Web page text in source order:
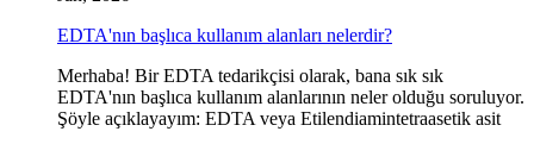
EDTA'nın başlıca kullanım alanları nelerdir?
Merhaba! Bir EDTA tedarikçisi olarak, bana sık sık
EDTA'nın başlıca kullanım alanlarının neler olduğu soruluyor.
Şöyle açıklayayım: EDTA veya Etilendiamintetraasetik asit